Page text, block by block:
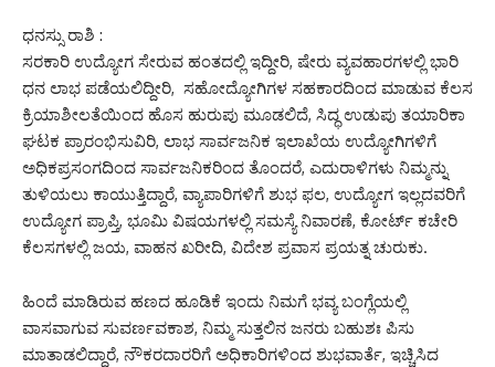
ಧನಸ್ಸು ರಾಶಿ :
ಸರಕಾರಿ ಉದ್ಯೋಗ ಸೇರುವ ಹಂತದಲ್ಲಿ ಇದ್ದೀರಿ, ಷೇರು ವ್ಯವಹಾರಗಳಲ್ಲಿ ಭಾರಿ
ಧನ ಲಾಭ ಪಡೆಯಲಿದ್ದೀರಿ, ಸಹೋದ್ಯೋಗಿಗಳ ಸಹಕಾರದಿಂದ ಮಾಡುವ ಕೆಲಸ
ಕ್ರಿಯಾಶೀಲತೆಯಿಂದ ಹೊಸ ಹುರುಪು ಮೂಡಲಿದೆ, ಸಿದ್ಧ ಉಡುಪು ತಯಾರಿಕಾ
ಘಟಕ ಪ್ರಾರಂಭಿಸುವಿರಿ, ಲಾಭ ಸಾರ್ವಜನಿಕ ಇಲಾಖೆಯ ಉದ್ಯೋಗಿಗಳಿಗೆ
ಅಧಿಕಪ್ರಸಂಗದಿಂದ ಸಾರ್ವಜನಿಕರಿಂದ ತೊಂದರೆ, ಎದುರಾಳಿಗಳು ನಿಮ್ಮನ್ನು
ತುಳಿಯಲು ಕಾಯುತ್ತಿದ್ದಾರೆ, ವ್ಯಾಪಾರಿಗಳಿಗೆ ಶುಭ ಫಲ, ಉದ್ಯೋಗ ಇಲ್ಲದವರಿಗೆ
ಉದ್ಯೋಗ ಪ್ರಾಪ್ತಿ, ಭೂಮಿ ವಿಷಯಗಳಲ್ಲಿ ಸಮಸ್ಯೆ ನಿವಾರಣೆ, ಕೋರ್ಟ್ ಕಚೇರಿ
ಕೆಲಸಗಳಲ್ಲಿ ಜಯ, ವಾಹನ ಖರೀದಿ, ವಿದೇಶ ಪ್ರವಾಸ ಪ್ರಯತ್ನ ಚುರುಕು.
ಹಿಂದೆ ಮಾಡಿರುವ ಹಣದ ಹೂಡಿಕೆ ಇಂದು ನಿಮಗೆ ಭವ್ಯ ಬಂಗ್ಲೆಯಲ್ಲಿ
ವಾಸವಾಗುವ ಸುವರ್ಣವಕಾಶ, ನಿಮ್ಮ ಸುತ್ತಲಿನ ಜನರು ಬಹುಶಃ ಪಿಸು
ಮಾತಾಡಲಿದ್ದಾರೆ, ನೌಕರದಾರರಿಗೆ ಅಧಿಕಾರಿಗಳಿಂದ ಶುಭವಾರ್ತೆ, ಇಚ್ಚಿಸಿದ